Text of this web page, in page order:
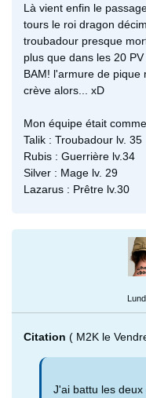
Là vient enfin le
tours le roi dragon
troubadour presque
plus que dans les 20
BAM! l'armure de pique
crève alors... xD
Mon équipe était
Talik : Troubadour lv. 35
Rubis : Guerrière lv.34
Silver : Mage lv. 29
Lazarus : Prêtre lv.30
Citation ( M2K le
J'ai battu les